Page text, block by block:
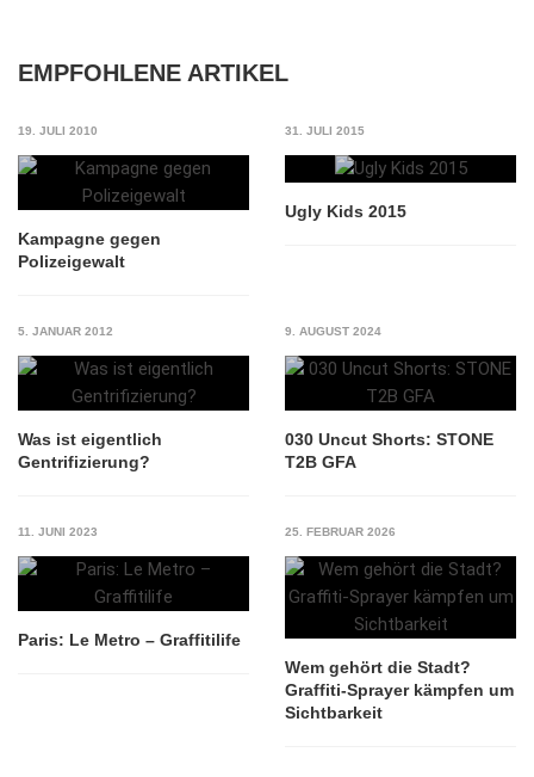
EMPFOHLENE ARTIKEL
19. JULI 2010
Kampagne gegen
Polizeigewalt
31. JULI 2015
Ugly Kids 2015
5. JANUAR 2012
Was ist eigentlich
Gentrifizierung?
9. AUGUST 2024
030 Uncut Shorts: STONE
T2B GFA
11. JUNI 2023
Paris: Le Metro – Graffitilife
25. FEBRUAR 2026
Wem gehört die Stadt?
Graffiti-Sprayer kämpfen um
Sichtbarkeit